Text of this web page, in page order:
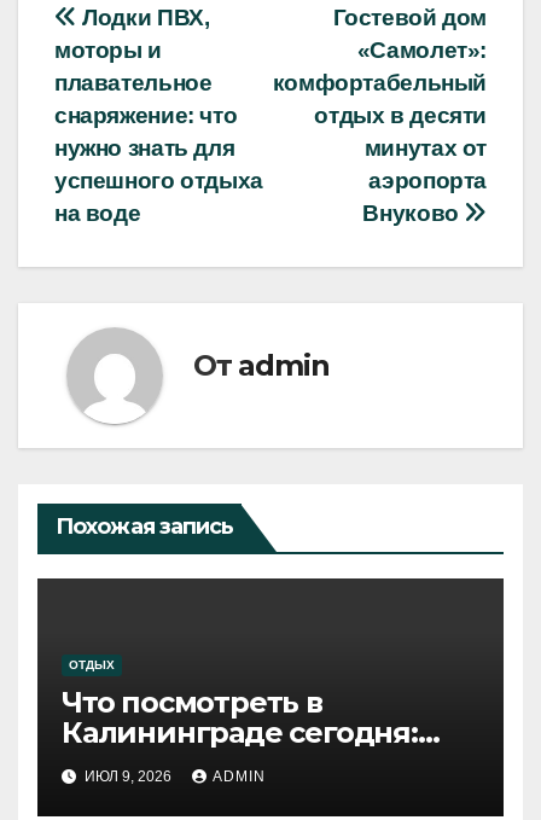
Навигация
по
записям
Гостевой дом
«Самолет»:
комфортабельный
отдых в десяти
минутах от
аэропорта
Внуково
Лодки ПВХ,
моторы и
плавательное
снаряжение: что
нужно знать для
успешного отдыха
на воде
От admin
Похожая запись
ОТДЫХ
Что посмотреть в
Калининграде сегодня:
путеводитель по самому
западному городу России
ИЮЛ 9, 2026 ADMIN